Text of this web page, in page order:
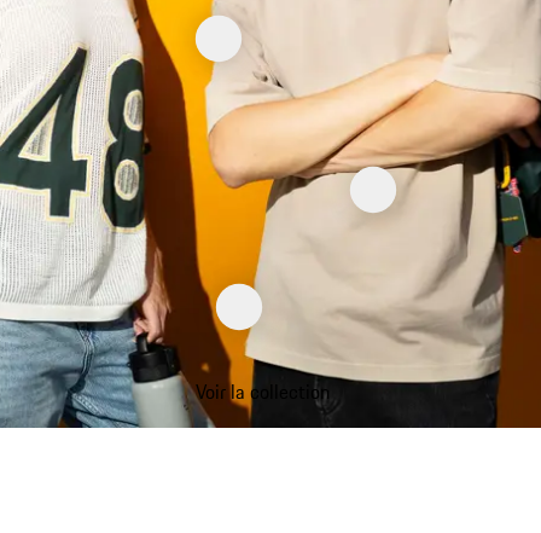
Voir la collection